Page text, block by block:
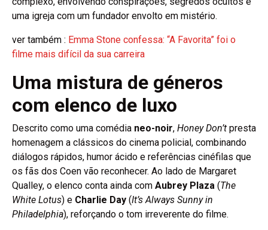
uma igreja com um fundador envolto em mistério.
ver também : Emma Stone confessa: “A Favorita” foi o
filme mais difícil da sua carreira
Uma mistura de géneros
com elenco de luxo
Descrito como uma comédia neo-noir, Honey Don’t presta
homenagem a clássicos do cinema policial, combinando
diálogos rápidos, humor ácido e referências cinéfilas que
os fãs dos Coen vão reconhecer. Ao lado de Margaret
Qualley, o elenco conta ainda com Aubrey Plaza (The
White Lotus) e Charlie Day (It’s Always Sunny in
Philadelphia), reforçando o tom irreverente do filme.